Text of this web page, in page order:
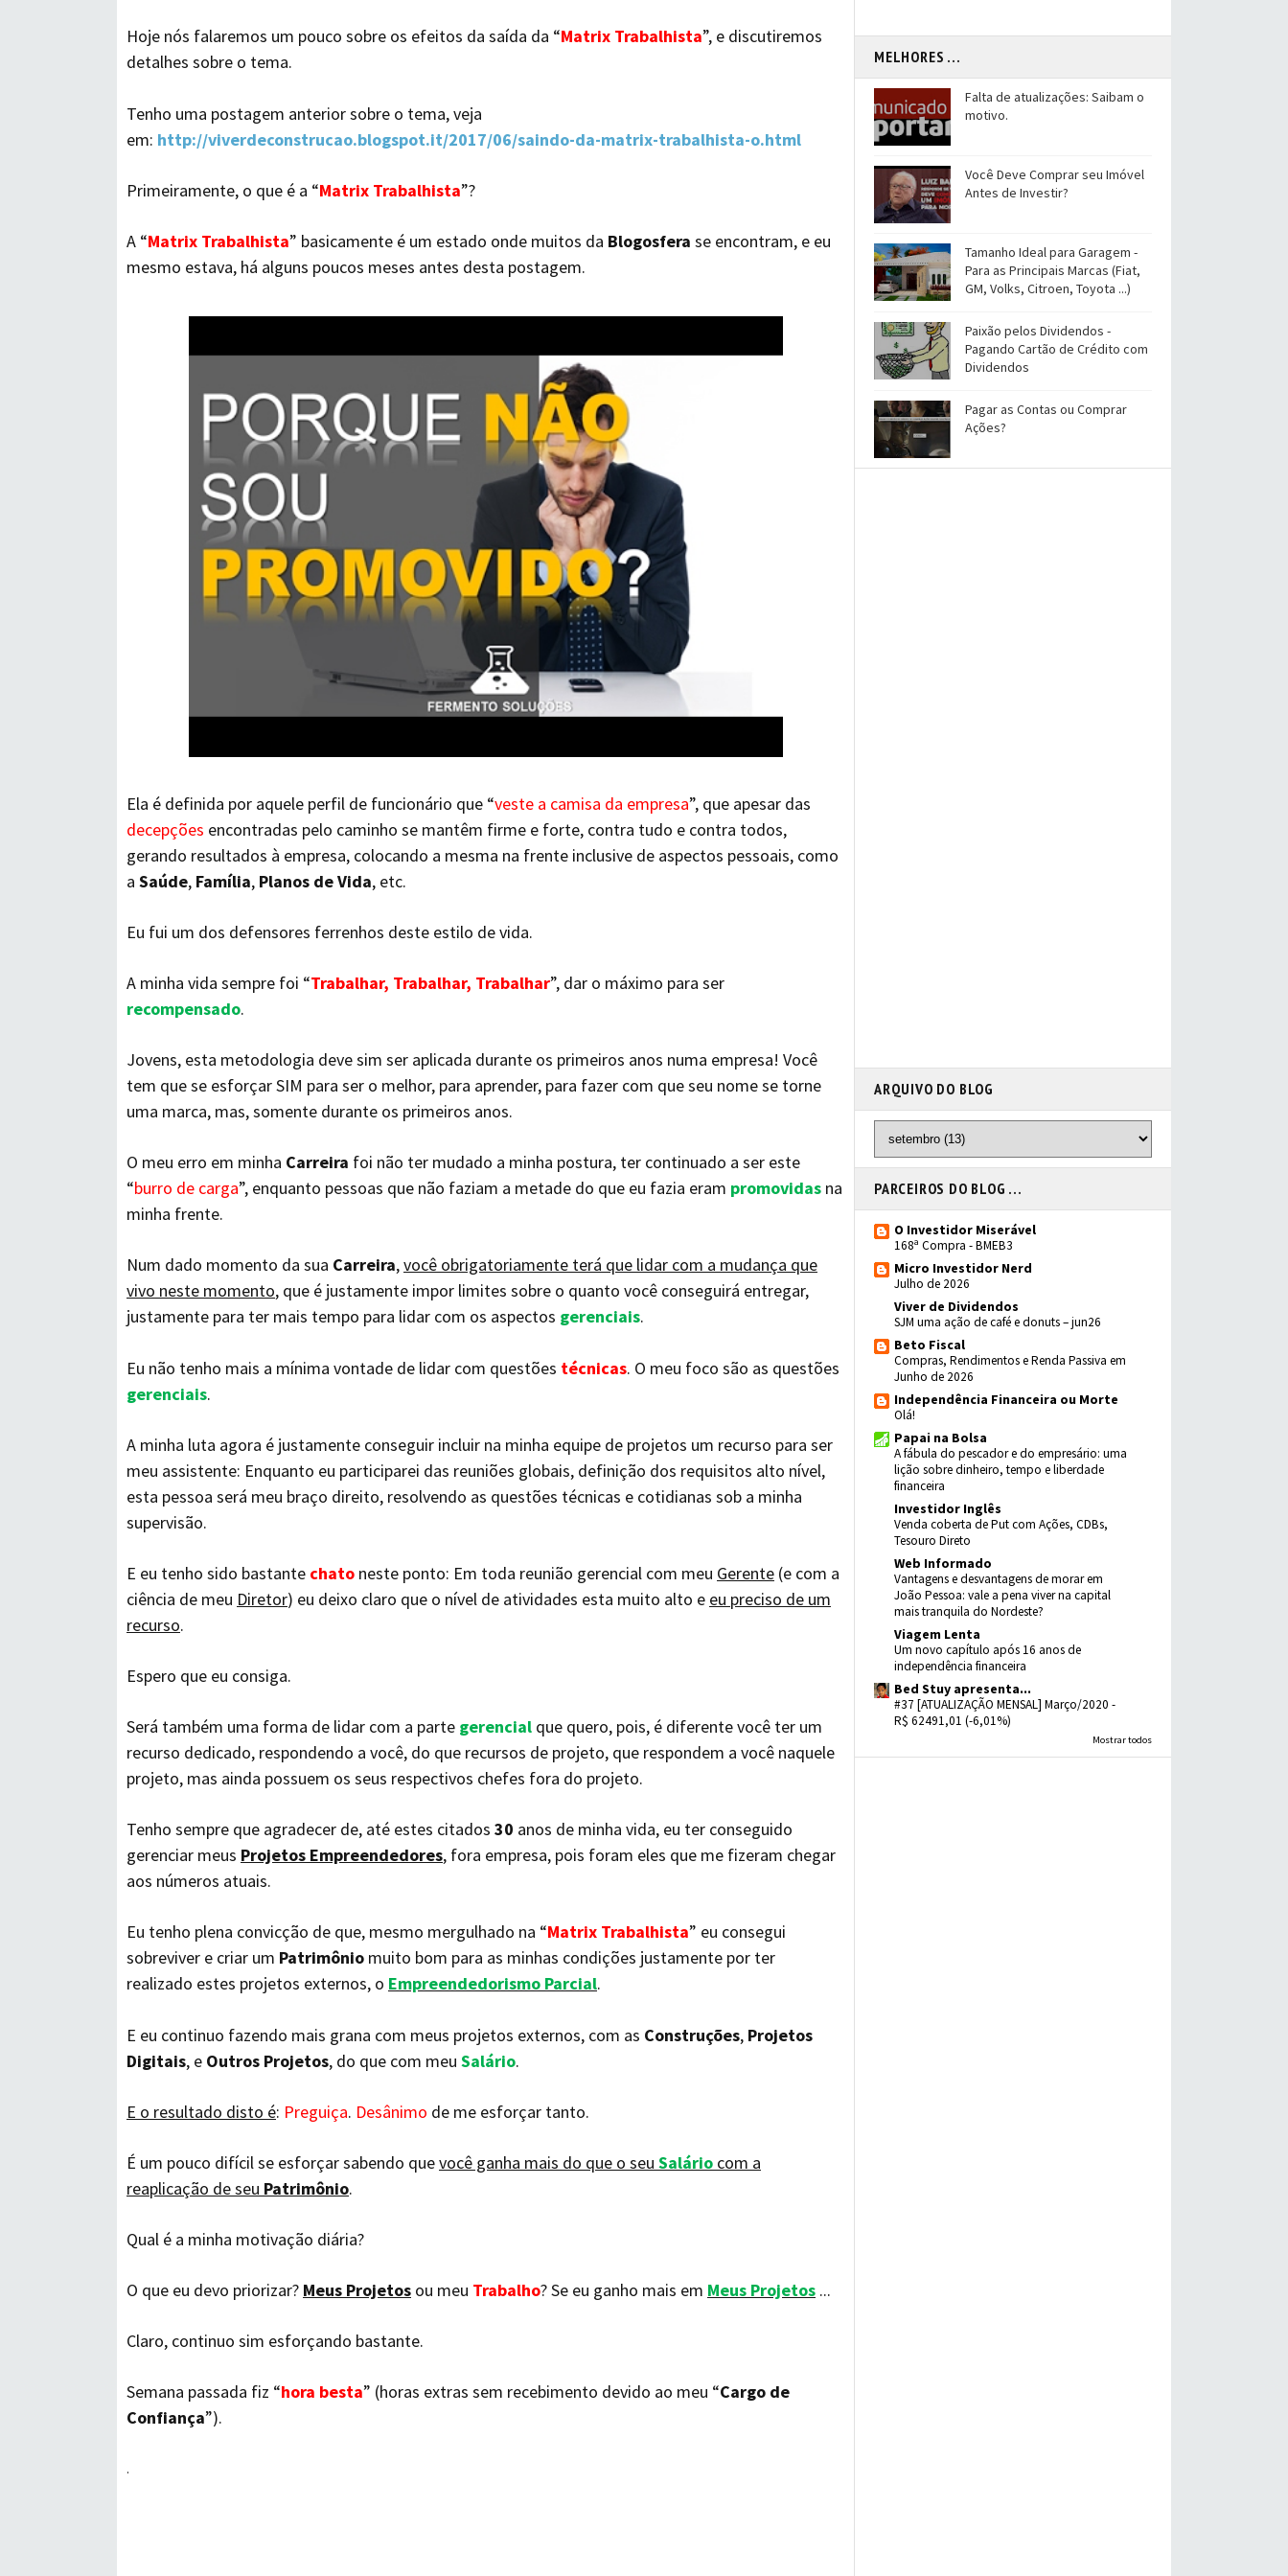
Hoje nós falaremos um pouco sobre os efeitos da saída da “Matrix Trabalhista”, e discutiremos
detalhes sobre o tema.
Tenho uma postagem anterior sobre o tema, veja
em: http://viverdeconstrucao.blogspot.it/2017/06/saindo-da-matrix-trabalhista-o.html
Primeiramente, o que é a “Matrix Trabalhista”?
A “Matrix Trabalhista” basicamente é um estado onde muitos da Blogosfera se encontram, e eu
mesmo estava, há alguns poucos meses antes desta postagem.
Ela é definida por aquele perfil de funcionário que “veste a camisa da empresa”, que apesar das
decepções encontradas pelo caminho se mantêm firme e forte, contra tudo e contra todos,
gerando resultados à empresa, colocando a mesma na frente inclusive de aspectos pessoais, como
a Saúde, Família, Planos de Vida, etc.
Eu fui um dos defensores ferrenhos deste estilo de vida.
A minha vida sempre foi “Trabalhar, Trabalhar, Trabalhar”, dar o máximo para ser
recompensado.
Jovens, esta metodologia deve sim ser aplicada durante os primeiros anos numa empresa! Você
tem que se esforçar SIM para ser o melhor, para aprender, para fazer com que seu nome se torne
uma marca, mas, somente durante os primeiros anos.
O meu erro em minha Carreira foi não ter mudado a minha postura, ter continuado a ser este
“burro de carga”, enquanto pessoas que não faziam a metade do que eu fazia eram promovidas na
minha frente.
Num dado momento da sua Carreira,você obrigatoriamente terá que lidar com a mudança que
vivo neste momento, que é justamente impor limites sobre o quanto você conseguirá entregar,
justamente para ter mais tempo para lidar com os aspectos gerenciais.
Eu não tenho mais a mínima vontade de lidar com questões técnicas. O meu foco são as questões
gerenciais.
A minha luta agora é justamente conseguir incluir na minha equipe de projetos um recurso para ser
meu assistente: Enquanto eu participarei das reuniões globais, definição dos requisitos alto nível,
esta pessoa será meu braço direito, resolvendo as questões técnicas e cotidianas sob a minha
supervisão.
E eu tenho sido bastante chato neste ponto: Em toda reunião gerencial com meu Gerente (e com a
ciência de meu Diretor) eu deixo claro que o nível de atividades esta muito alto e eu preciso de um
recurso.
Espero que eu consiga.
Será também uma forma de lidar com a parte gerencial que quero, pois, é diferente você ter um
recurso dedicado, respondendo a você, do que recursos de projeto, que respondem a você naquele
projeto, mas ainda possuem os seus respectivos chefes fora do projeto.
Tenho sempre que agradecer de, até estes citados 30 anos de minha vida, eu ter conseguido
gerenciar meus Projetos Empreendedores, fora empresa, pois foram eles que me fizeram chegar
aos números atuais.
Eu tenho plena convicção de que, mesmo mergulhado na “Matrix Trabalhista” eu consegui
sobreviver e criar um Patrimônio muito bom para as minhas condições justamente por ter
realizado estes projetos externos, o Empreendedorismo Parcial.
E eu continuo fazendo mais grana com meus projetos externos, com as Construções, Projetos
Digitais, e Outros Projetos, do que com meu Salário.
E o resultado disto é: Preguiça. Desânimo de me esforçar tanto.
É um pouco difícil se esforçar sabendo quevocê ganha mais do que o seu Salário com a
reaplicação de seu Patrimônio.
Qual é a minha motivação diária?
O que eu devo priorizar? Meus Projetos ou meu Trabalho? Se eu ganho mais em Meus Projetos ...
Claro, continuo sim esforçando bastante.
Semana passada fiz “hora besta” (horas extras sem recebimento devido ao meu “Cargo de
Confiança”).
.
MELHORES ...
Falta de atualizações: Saibam o
motivo.
Você Deve Comprar seu Imóvel
Antes de Investir?
Tamanho Ideal para Garagem -
Para as Principais Marcas (Fiat,
GM, Volks, Citroen, Toyota ...)
Paixão pelos Dividendos -
Pagando Cartão de Crédito com
Dividendos
Pagar as Contas ou Comprar
Ações?
ARQUIVO DO BLOG
PARCEIROS DO BLOG ...
O Investidor Miserável
168ª Compra - BMEB3
Micro Investidor Nerd
Julho de 2026
Viver de Dividendos
SJM uma ação de café e donuts – jun26
Beto Fiscal
Compras, Rendimentos e Renda Passiva em
Junho de 2026
Independência Financeira ou Morte
Olá!
Papai na Bolsa
A fábula do pescador e do empresário: uma
lição sobre dinheiro, tempo e liberdade
financeira
Investidor Inglês
Venda coberta de Put com Ações, CDBs,
Tesouro Direto
Web Informado
Vantagens e desvantagens de morar em
João Pessoa: vale a pena viver na capital
mais tranquila do Nordeste?
Viagem Lenta
Um novo capítulo após 16 anos de
independência financeira
Bed Stuy apresenta...
#37 [ATUALIZAÇÃO MENSAL] Março/2020 -
R$ 62491,01 (-6,01%)
Mostrar todos